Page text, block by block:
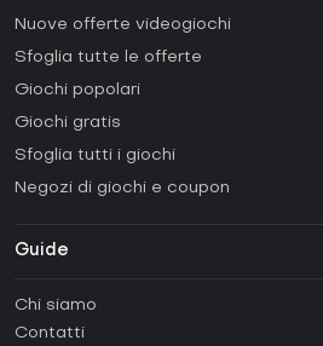
Nuove offerte videogiochi
Sfoglia tutte le offerte
Giochi popolari
Giochi gratis
Sfoglia tutti i giochi
Negozi di giochi e coupon
Guide
Chi siamo
Contatti